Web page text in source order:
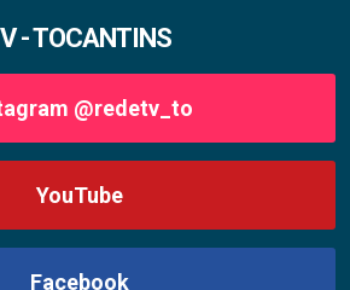
- TOCANTINS
@redetv_to
YouTube
Facebook